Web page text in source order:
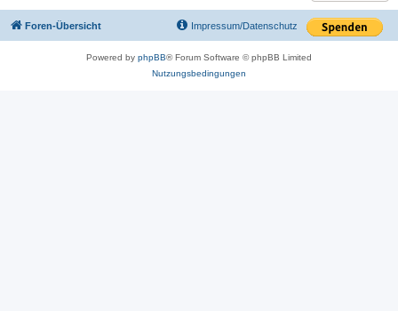
Foren-Übersicht Impressum/Datenschutz
Powered by phpBB® Forum Software © phpBB Limited
Nutzungsbedingungen